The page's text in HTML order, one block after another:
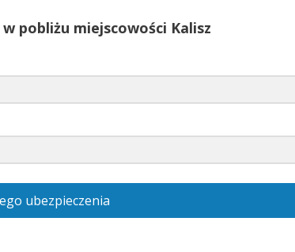
pobliżu miejscowości Kalisz
ubezpieczenia